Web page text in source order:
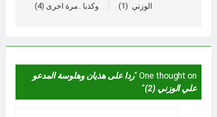
الوزني (1)
وكذبا ..مرة اخرى (4)
One thought on “ ردا على هذيان وهلوسة المدعو
علي الوزني (2)
”